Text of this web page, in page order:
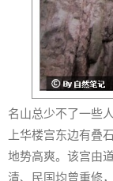
名山总少不了一些
上华楼宫东边有叠
地势高爽。该宫由
清、民国均曾重修